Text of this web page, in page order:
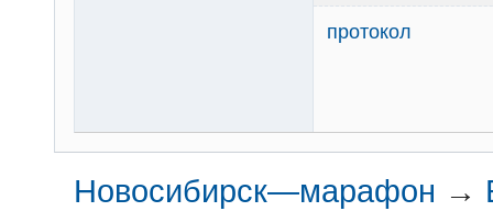
протокол
Новосибирск—марафон →